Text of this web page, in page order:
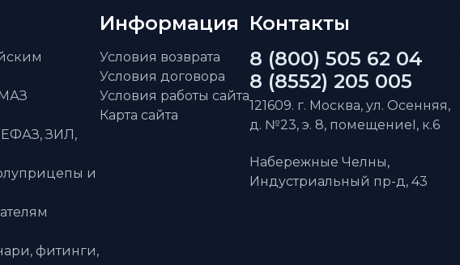
ЗИЛ,
и
фитинги,
Информация
Условия возврата
Условия договора
Условия работы сайта
Карта сайта
Контакты
8 (800) 505 62 04
8 (8552) 205 005
121609. г. Москва, ул. Осенняя,
д. №23, э. 8, помещениеI, к.6
Набережные Челны,
Индустриальный пр-д, 43